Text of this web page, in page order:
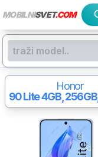
MOBILNISVET.COM
Honor
90 Lite4GB,